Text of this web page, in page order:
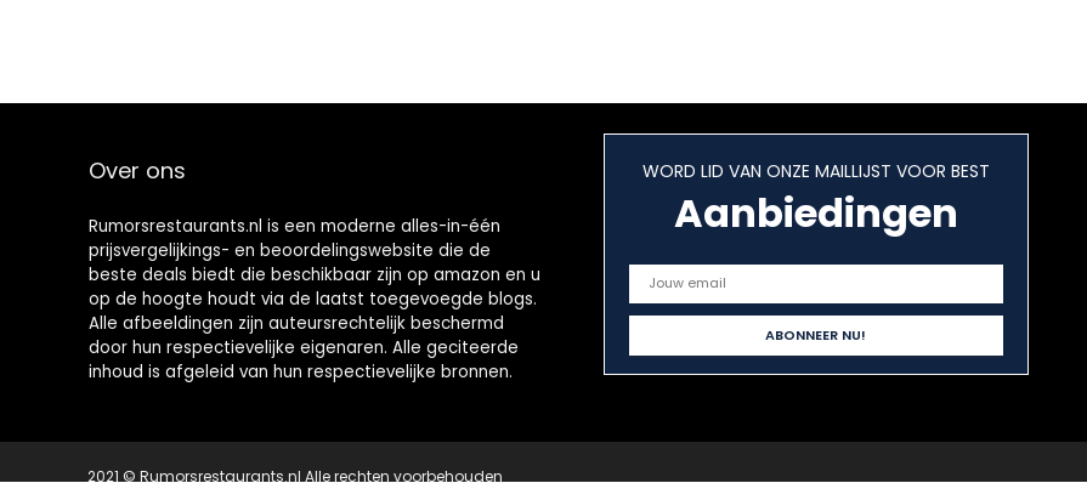
Over ons
Rumorsrestaurants.nl is een moderne alles-in-één
prijsvergelijkings- en beoordelingswebsite die de
beste deals biedt die beschikbaar zijn op amazon en u
op de hoogte houdt via de laatst toegevoegde blogs.
Alle afbeeldingen zijn auteursrechtelijk beschermd
door hun respectievelijke eigenaren. Alle geciteerde
inhoud is afgeleid van hun respectievelijke bronnen.
WORD LID VAN ONZE MAILLIJST VOOR BEST
Aanbiedingen
2021 © Rumorsrestaurants.nl Alle rechten voorbehouden